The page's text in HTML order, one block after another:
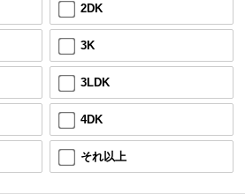
2DK
3K
3LDK
4DK
それ以上